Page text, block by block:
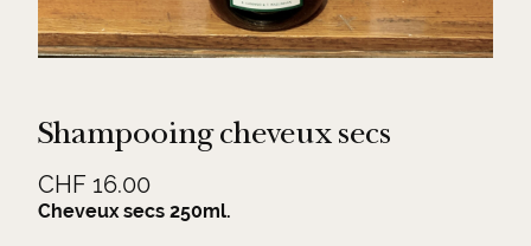
Shampooing cheveux secs
CHF 16.00
Cheveux secs 250ml.